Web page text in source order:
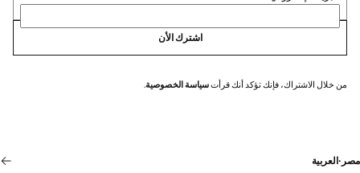
اشترك الأن
من خلال الاشتراك، فإنك تؤكد أنك قرأتسياسة الخصوصية.
مصر ·العربية